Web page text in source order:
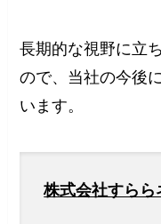
長期的な視野に立
ので、当社の今後
います。
株式会社すらら